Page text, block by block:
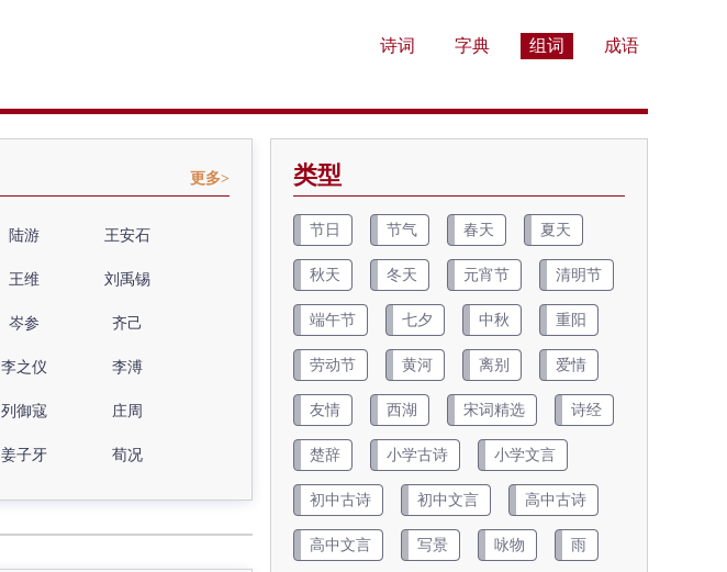
诗词 字典 组词 成语
更多>
陆游 王安石
王维 刘禹锡
岑参 齐己
李之仪 李溥
列御寇 庄周
姜子牙 荀况
类型
节日 节气 春天 夏天
秋天 冬天 元宵节 清明节
端午节 七夕 中秋 重阳
劳动节 黄河 离别 爱情
友情 西湖 宋词精选 诗经
楚辞 小学古诗 小学文言
初中古诗 初中文言 高中古诗
高中文言 写景 咏物 雨